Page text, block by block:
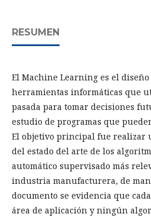
RESUMEN
El Machine Learning es el
herramientas informáticas que
pasada para tomar decisiones
estudio de programas que
El objetivo principal fue realizar
del estado del arte de los
automático supervisado más
industria manufacturera, de
documento se evidencia que
área de aplicación y ningún